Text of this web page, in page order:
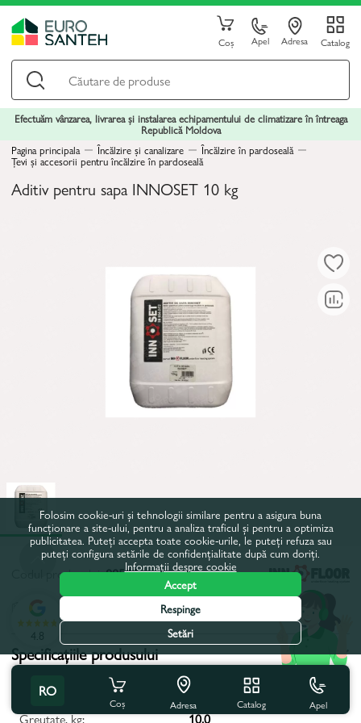
Coș Apel Adresa Catalog
Efectuăm vânzarea, livrarea și instalarea echipamentului de climatizare în întreaga
Republică Moldova
Pagina principala
Încălzire și canalizare Încălzire în pardoseală
Țevi și accesorii pentru încălzire în pardoseală
Aditiv pentru sapa INNOSET 10 kg
Codul produsului:88505
Toate caracteristicile
Specificațiile produsului
Aditiv pentru sapa
Greutate, kg:
10,0
RO
Coș Adresa Catalog Apel
4.8
Folosim cookie-uri și tehnologii similare pentru a asigura buna
funcționare a site-ului, pentru a analiza traficul și pentru a optimiza
publicitatea. Puteți accepta toate cookie-urile, le puteți refuza sau
puteți configura setările de confidențialitate după cum doriți.
Informații despre cookie
Accept
Respinge
Setări